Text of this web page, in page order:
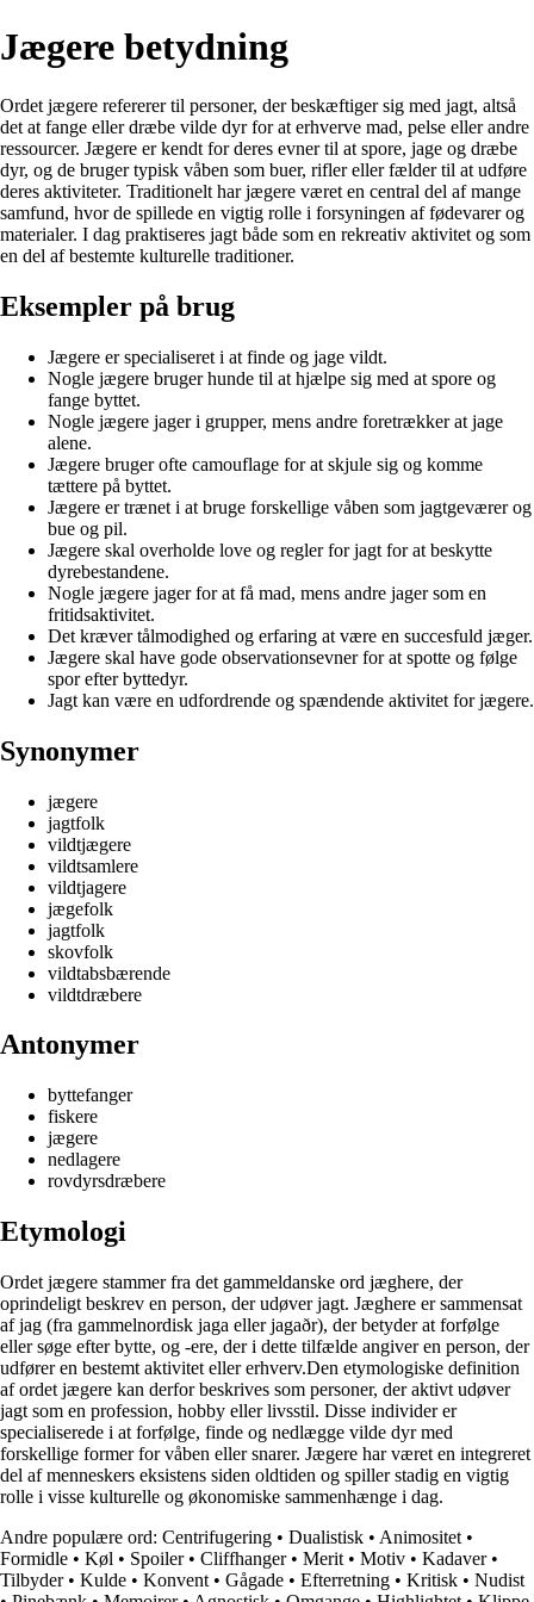
Jægere betydning
Ordet jægere refererer til personer, der beskæftiger sig med jagt, altså
det at fange eller dræbe vilde dyr for at erhverve mad, pelse eller andre
ressourcer. Jægere er kendt for deres evner til at spore, jage og dræbe
dyr, og de bruger typisk våben som buer, rifler eller fælder til at udføre
deres aktiviteter. Traditionelt har jægere været en central del af mange
samfund, hvor de spillede en vigtig rolle i forsyningen af fødevarer og
materialer. I dag praktiseres jagt både som en rekreativ aktivitet og som
en del af bestemte kulturelle traditioner.
Eksempler på brug
Jægere er specialiseret i at finde og jage vildt.
Nogle jægere bruger hunde til at hjælpe sig med at spore og
fange byttet.
Nogle jægere jager i grupper, mens andre foretrækker at jage
alene.
Jægere bruger ofte camouflage for at skjule sig og komme
tættere på byttet.
Jægere er trænet i at bruge forskellige våben som jagtgeværer og
bue og pil.
Jægere skal overholde love og regler for jagt for at beskytte
dyrebestandene.
Nogle jægere jager for at få mad, mens andre jager som en
fritidsaktivitet.
Det kræver tålmodighed og erfaring at være en succesfuld jæger.
Jægere skal have gode observationsevner for at spotte og følge
spor efter byttedyr.
Jagt kan være en udfordrende og spændende aktivitet for jægere.
Synonymer
jægere
jagtfolk
vildtjægere
vildtsamlere
vildtjagere
jægefolk
jagtfolk
skovfolk
vildtabsbærende
vildtdræbere
Antonymer
byttefanger
fiskere
jægere
nedlagere
rovdyrsdræbere
Etymologi
Ordet jægere stammer fra det gammeldanske ord jæghere, der
oprindeligt beskrev en person, der udøver jagt. Jæghere er sammensat
af jag (fra gammelnordisk jaga eller jagaðr), der betyder at forfølge
eller søge efter bytte, og -ere, der i dette tilfælde angiver en person, der
udfører en bestemt aktivitet eller erhverv.Den etymologiske definition
af ordet jægere kan derfor beskrives som personer, der aktivt udøver
jagt som en profession, hobby eller livsstil. Disse individer er
specialiserede i at forfølge, finde og nedlægge vilde dyr med
forskellige former for våben eller snarer. Jægere har været en integreret
del af menneskers eksistens siden oldtiden og spiller stadig en vigtig
rolle i visse kulturelle og økonomiske sammenhænge i dag.
Andre populære ord: Centrifugering • Dualistisk • Animositet •
Formidle • Køl • Spoiler• Cliffhanger• Merit • Motiv • Kadaver•
Tilbyder• Kulde • Konvent • Gågade • Efterretning • Kritisk • Nudist